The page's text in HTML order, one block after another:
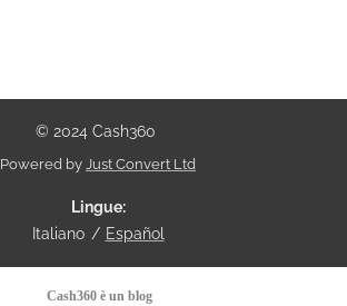
© 2024 Cash360
Powered by Just Convert Ltd
Lingue
Italiano
Español
Cash360 è un blog